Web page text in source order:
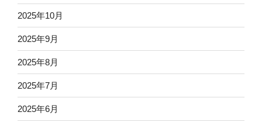
2025年10月
2025年9月
2025年8月
2025年7月
2025年6月